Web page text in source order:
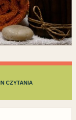
CZYTANIA